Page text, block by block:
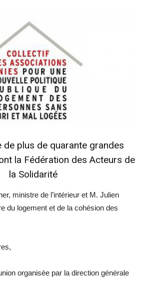
de plus de quarante grandes
la Fédération des Acteurs de
la Solidarité
ministre de l’intérieur et M. Julien
du logement et de la cohésion des
organisée par la direction générale